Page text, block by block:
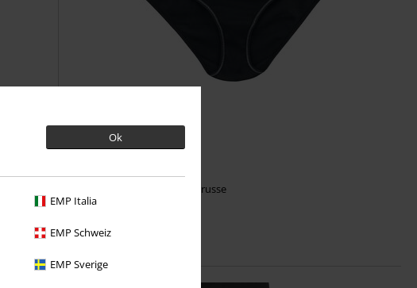
Ok
EMP Italia
EMP Schweiz
EMP Sverige
Exclusive
Trusse